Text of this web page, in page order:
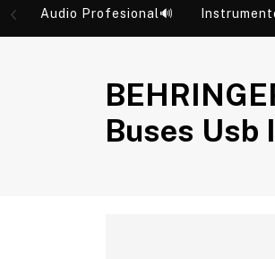
Audio Profesional🔊
Buses Usb